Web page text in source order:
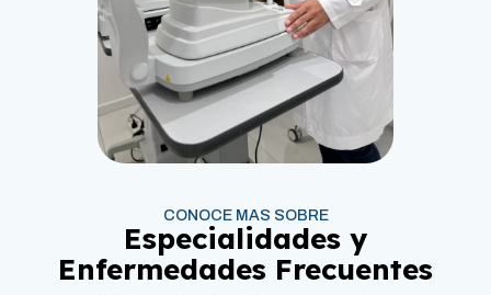
CONOCE MAS SOBRE
Especialidades y
Enfermedades Frecuentes